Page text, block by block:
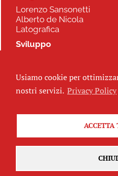
Lorenzo Sansonetti
Alberto de Nicola
Latografica
Sviluppo
Seguici
Iscriviti alla newsletter
Usiamo cookie per
nostri servizi. Privacy Policy
ACCETTA